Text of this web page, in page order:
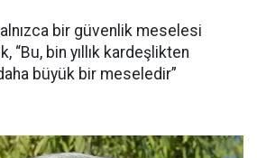
bir güvenlik meselesi
“Bu, bin yıllık kardeşlikten
büyük bir meseledir”